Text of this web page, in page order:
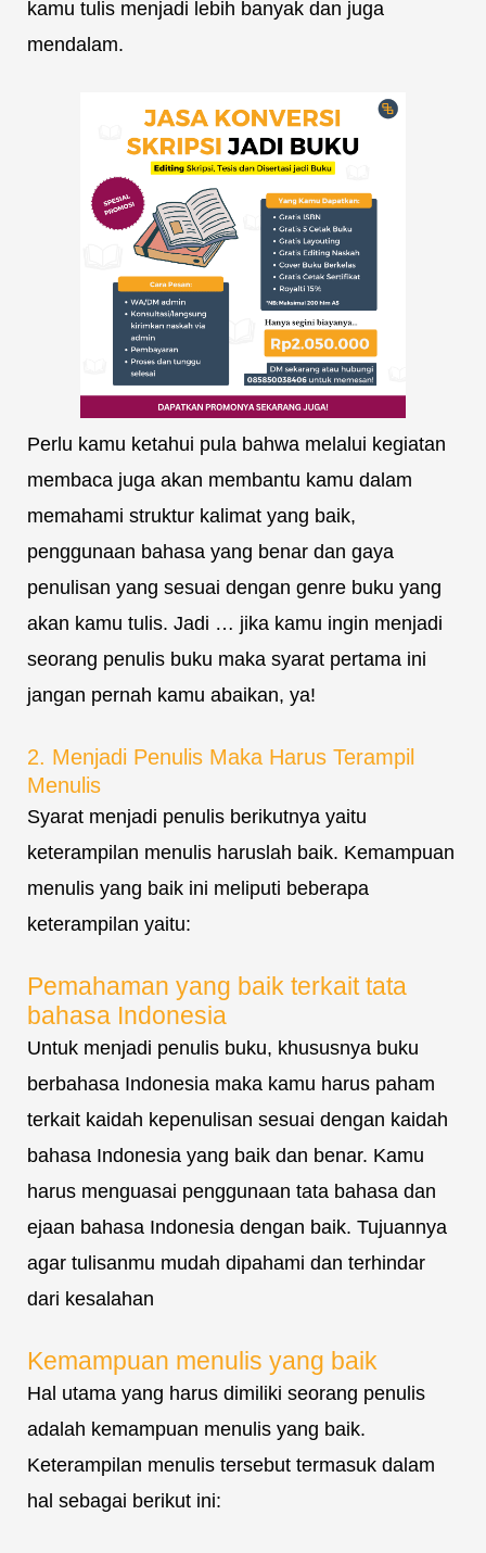
kamu tulis menjadi lebih banyak dan juga
mendalam.
Perlu kamu ketahui pula bahwa melalui kegiatan
membaca juga akan membantu kamu dalam
memahami struktur kalimat yang baik,
penggunaan bahasa yang benar dan gaya
penulisan yang sesuai dengan genre buku yang
akan kamu tulis. Jadi … jika kamu ingin menjadi
seorang penulis buku maka syarat pertama ini
jangan pernah kamu abaikan, ya!
2. Menjadi Penulis Maka Harus Terampil
Menulis
Syarat menjadi penulis berikutnya yaitu
keterampilan menulis haruslah baik. Kemampuan
menulis yang baik ini meliputi beberapa
keterampilan yaitu:
Pemahaman yang baik terkait tata
bahasa Indonesia
Untuk menjadi penulis buku, khususnya buku
berbahasa Indonesia maka kamu harus paham
terkait kaidah kepenulisan sesuai dengan kaidah
bahasa Indonesia yang baik dan benar. Kamu
harus menguasai penggunaan tata bahasa dan
ejaan bahasa Indonesia dengan baik. Tujuannya
agar tulisanmu mudah dipahami dan terhindar
dari kesalahan
Kemampuan menulis yang baik
Hal utama yang harus dimiliki seorang penulis
adalah kemampuan menulis yang baik.
Keterampilan menulis tersebut termasuk dalam
hal sebagai berikut ini: